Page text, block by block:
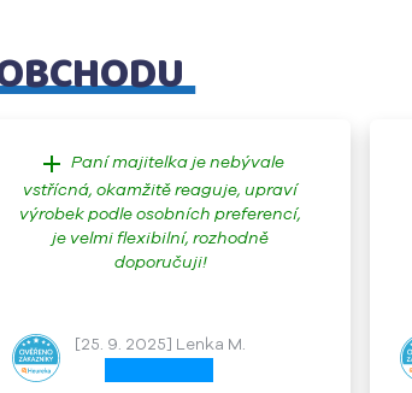
add
Paní majitelka je nebývale
vstřícná, okamžitě reaguje, upraví
výrobek podle osobních preferencí,
je velmi flexibilní, rozhodně
doporučuji!
[25. 9. 2025] Lenka M.